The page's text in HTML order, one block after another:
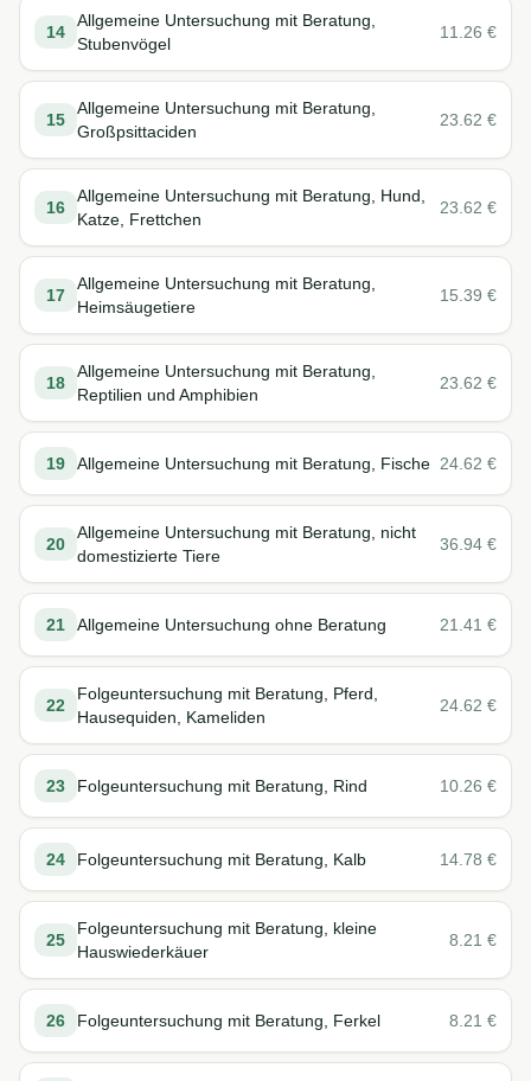
14
Allgemeine Untersuchung mit Beratung,
Stubenvögel
11.26 €
15
Allgemeine Untersuchung mit Beratung,
Großpsittaciden
23.62 €
16
Allgemeine Untersuchung mit Beratung, Hund,
Katze, Frettchen
23.62 €
17
Allgemeine Untersuchung mit Beratung,
Heimsäugetiere
15.39 €
18
Allgemeine Untersuchung mit Beratung,
Reptilien und Amphibien
23.62 €
19 Allgemeine Untersuchung mit Beratung, Fische 24.62 €
20
Allgemeine Untersuchung mit Beratung, nicht
domestizierte Tiere
36.94 €
21 Allgemeine Untersuchung ohne Beratung 21.41 €
22
Folgeuntersuchung mit Beratung, Pferd,
Hausequiden, Kameliden
24.62 €
23 Folgeuntersuchung mit Beratung, Rind 10.26 €
24 Folgeuntersuchung mit Beratung, Kalb 14.78 €
25
Folgeuntersuchung mit Beratung, kleine
Hauswiederkäuer
8.21 €
26 Folgeuntersuchung mit Beratung, Ferkel 8.21 €